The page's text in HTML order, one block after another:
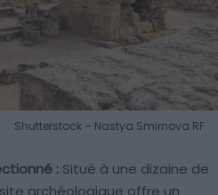
Shutterstock – Nastya Smirnova RF
: Situé à une dizaine de
archéologique offre un